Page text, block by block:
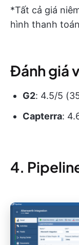
*Tất cả giá
hình thanh
Đánh giá
G2: 4.5/5
Capterra:
4.